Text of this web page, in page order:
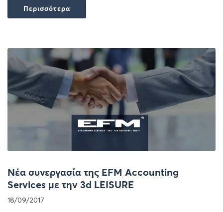
Περισσότερα
Νέα συνεργασία της EFM Accounting
Services με την 3d LEISURE
18/09/2017